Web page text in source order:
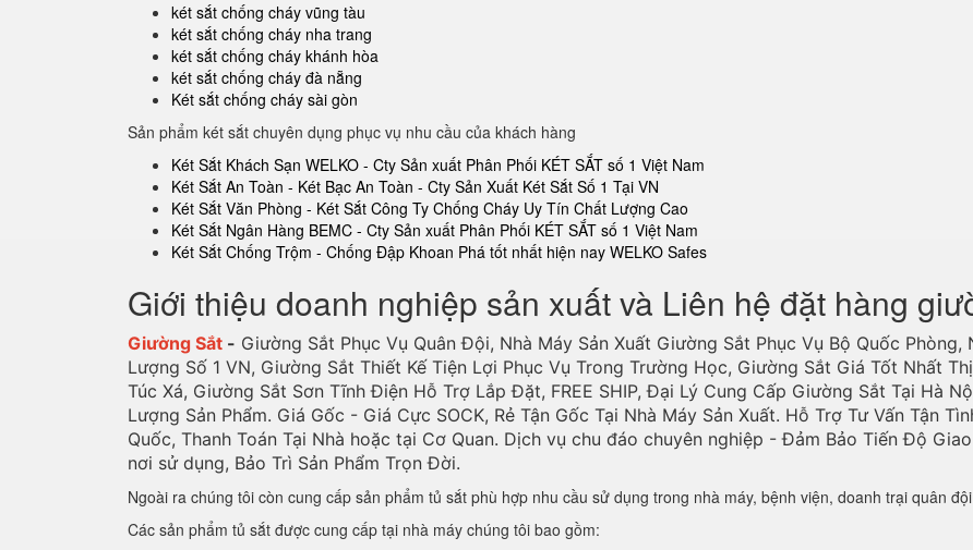
két sắt chống cháy vũng tàu
két sắt chống cháy nha trang
két sắt chống cháy khánh hòa
két sắt chống cháy đà nẵng
Két sắt chống cháy sài gòn
Sản phẩm két sắt chuyên dụng phục vụ nhu cầu của khách hàng
Két Sắt Khách Sạn WELKO - Cty Sản xuất Phân Phối KÉT SẮT số 1 Việt Nam
Két Sắt An Toàn - Két Bạc An Toàn - Cty Sản Xuất Két Sắt Số 1 Tại VN
Két Sắt Văn Phòng - Két Sắt Công Ty Chống Cháy Uy Tín Chất Lượng Cao
Két Sắt Ngân Hàng BEMC - Cty Sản xuất Phân Phối KÉT SẮT số 1 Việt Nam
Két Sắt Chống Trộm - Chống Đập Khoan Phá tốt nhất hiện nay WELKO Safes
Giới thiệu doanh nghiệp sản xuất và Liên hệ đặt hàng
Giường Sắt - Giường Sắt Phục Vụ Quân Đội, Nhà Máy Sản Xuất Giường Sắt Phục Vụ Bộ Quốc
Lượng Số 1 VN, Giường Sắt Thiết Kế Tiện Lợi Phục Vụ Trong Trường Học, Giường Sắt Giá Tốt Nhất
Túc Xá, Giường Sắt Sơn Tĩnh Điện Hỗ Trợ Lắp Đặt, FREE SHIP, Đại Lý Cung Cấp Giường Sắt Tại Hà
Lượng Sản Phẩm. Giá Gốc - Giá Cực SOCK, Rẻ Tận Gốc Tại Nhà Máy Sản Xuất. Hỗ Trợ Tư Vấn Tận
Quốc, Thanh Toán Tại Nhà hoặc tại Cơ Quan. Dịch vụ chu đáo chuyên nghiệp - Đảm Bảo Tiến Độ
nơi sử dụng, Bảo Trì Sản Phẩm Trọn Đời.
Ngoài ra chúng tôi còn cung cấp sản phẩm tủ sắt phù hợp nhu cầu sử dụng trong nhà máy, bệnh viện, doanh trại quân đội
Các sản phẩm tủ sắt được cung cấp tại nhà máy chúng tôi bao gồm: